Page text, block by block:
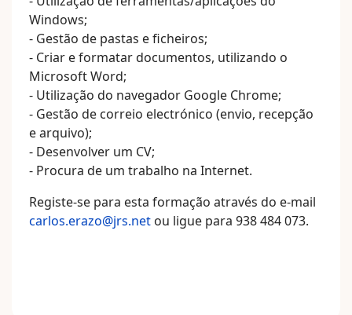
Windows;
- Gestão de pastas e ficheiros;
- Criar e formatar documentos, utilizando o
Microsoft Word;
- Utilização do navegador Google Chrome;
- Gestão de correio electrónico (envio, recepção
e arquivo);
- Desenvolver um CV;
- Procura de um trabalho na Internet.
Registe-se para esta formação através do e-mail
carlos.erazo@jrs.net ou ligue para 938 484 073.